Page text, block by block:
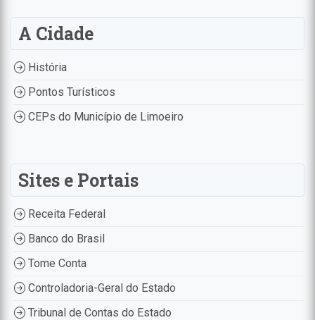
A Cidade
História
Pontos Turísticos
CEPs do Município de Limoeiro
Sites e Portais
Receita Federal
Banco do Brasil
Tome Conta
Controladoria-Geral do Estado
Tribunal de Contas do Estado